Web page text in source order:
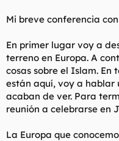
Mi breve conferencia
En primer lugar voy a
terreno en Europa. A
cosas sobre el Islam. En
están aquí, voy a hablar
acaban de ver. Para
reunión a celebrarse en
La Europa que